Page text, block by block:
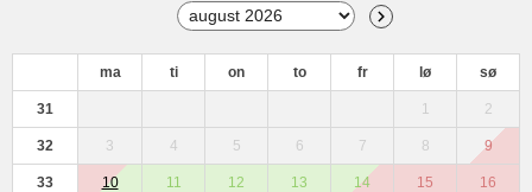
ma ti on to fr lø sø
31 1 2
32 3 4 5 6 7 8 9
33 10 11 12 13 14 15 16